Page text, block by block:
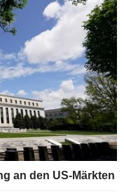
an den US-Märkten